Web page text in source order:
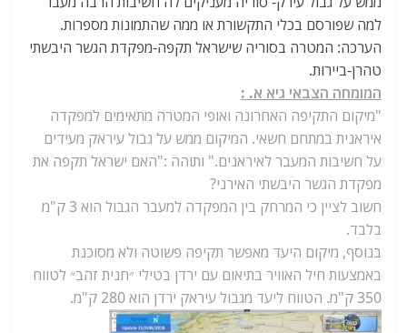
למה שפורסם בכלי התקשורת או ממה שהתמונות מספרות.
הערכה: המטרה בסוריה שישראל תקפה-מפקדת הגשר היבשתי
טהרן-ביירות.
המומחה הצבאי גיא א. :
"מיקום התקיפה האחרונה ואופי המטרה מתאימים למפקדה
איראנית במתחם חשאי. המיקום ממש על גבול עיראק מעידים
על חשיבות המעבר לאיראנים." ותוהה :"האם ישראל תקפה את
מפקדת הגשר היבשתי האירני?
חשוב לציין כי המרחק בין המפקדה למעבר הגבול הוא 3 ק"מ
בלבד.
בנוסף, מיקום היעד מאפשר תקיפה פשוטה ולא מסוכנת
באמצעות חיל האוויר בתיאום עם ירדן בטילי ״חנית זהב״ לטווח
350 ק"מ. הטווח ליעד מגבול עיראק ירדן הוא 280 ק"מ.